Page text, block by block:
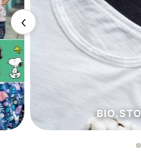
‹
BIO.STOFFE